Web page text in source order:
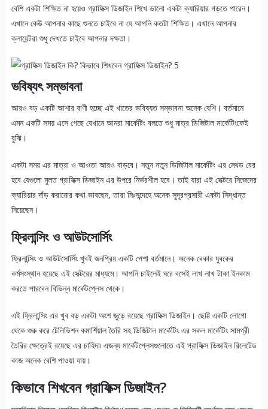
বেশি একটা শিক্ষিত না হয়েও গ্রাফিক্স ডিজাইন শিখে ভালো একটা ক্যারিয়ার গড়তে পারেন।
এখানে কেউ আপনার কাছে শুনতে চাইবে না যে আপনি কতটা শিক্ষিত। এখানে আপনার
ক্লায়েন্টরা শুধু দেখতে চাইবে আপনার দক্ষতা।
ভবিষ্যৎ সম্ভাবনা
আরও বড় একটি আশার বাণী হচ্ছে এই খাতের ভবিষ্যত সম্ভাবনা অনেক বেশি। বর্তমানে
এমন একটি সময় এসে গেছে যেখানে আমরা মার্কেটিং বলতে শুধু মাত্র ডিজিটাল মার্কেটিংকেই
বুঝি।
একটা সময় এর মাত্রা ও আওতা আরও বাড়বে। নতুন নতুন ডিজিটাল মার্কেটিং এর মেথড বের
হবে যেগুলো মুলত গ্রাফিক্স ডিজাইন এর উপরে নির্ভরশীল হবে। তাই যারা এই সেক্টরে নিজেদের
ক্যারিয়ার দাঁড় করানোর কথা ভাবছেন, তারা নিঃসন্দেহে অনেক সুদূরপ্রসারী একটা সিদ্ধান্ত
নিয়েছেন।
ফ্রিলান্সিং ও আউটসোর্সিং
ফ্রিলান্সিং ও আউটসোর্সিং খুবই জনপ্রিয় একটি পেশা বর্তমানে। অনেক বেকার যুবকের
কর্মসংস্থান হয়েছে এই সেক্টরের মাধ্যমে। আপনি চাইলেই ঘরে বসেই লাখ লাখ টাকা ইনকাম
করতে পারবেন বিভিন্ন মার্কেটপ্লেস থেকে।
এই ফ্রিলান্সিং এর খুব বড় একটা অংশ জুড়ে রয়েছে গ্রাফিক্স ডিজাইন। ছোট্ট একটি লোগো
থেকে শুরু করে টেলিভিশন কমার্শিয়াল তৈরি সহ ডিজিটাল মার্কেটিং এর সকল মার্কেটিং সামগ্রী
তৈরির ক্ষেত্রেই রয়েছে এর চাহিদা৷ এজন্য মার্কেটপ্লেসগুলোতে এই গ্রাফিক্স ডিজাইন রিলেটেড
কাজ অনেক বেশি পাওয়া যায়।
কিভাবে শিখবেন গ্রাফিক্স ডিজাইন?